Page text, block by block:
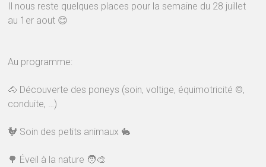
Il nous reste quelques places pour la semaine du 28 juillet
au 1er aout 😊
Au programme:
🐴 Découverte des poneys (soin, voltige, équimotricité ©,
conduite, …)
🐓 Soin des petits animaux 🐇
🌳 Éveil à la nature 🧑‍🎨